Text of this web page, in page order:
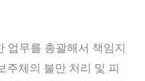
업무를 총괄해서 책임지
주체의 불만 처리 및 피